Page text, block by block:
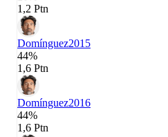
1,2 Ptn
Domínguez2015
44%
1,6 Ptn
Domínguez2016
44%
1,6 Ptn